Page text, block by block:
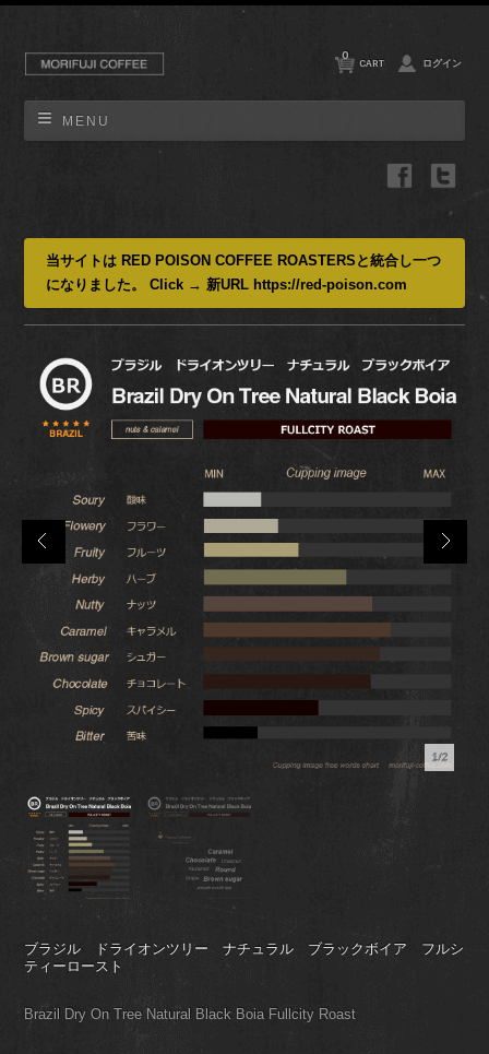
MENU
CART
0
ログイン
当サイトは RED POISON COFFEE ROASTERSと統合し一つ
になりました。 Click → 新URL https://red-poison.com
1/2
ブラジル ドライオンツリー ナチュラル ブラックボイア フルシ
ティーロースト
Brazil Dry On Tree Natural Black Boia Fullcity Roast